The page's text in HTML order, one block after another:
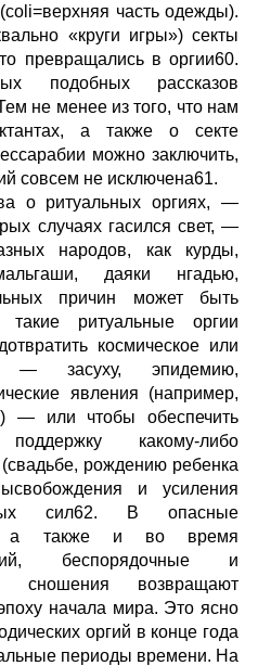
часть одежды).
«круги игры») секты
превращались в оргии60.
подобных рассказов
не менее из того, что нам
а также о секте
можно заключить,
совсем не исключена61.
о ритуальных оргиях, —
случаях гасился свет, —
народов, как курды,
даяки нгадью,
причин может быть
ритуальные оргии
космическое или
— засуху, эпидемию,
явления (например,
— или чтобы обеспечить
поддержку какому-либо
рождению ребенка
и усиления
сил62. В опасные
а также и во время
беспорядочные и
сношения возвращают
начала мира. Это ясно
оргий в конце года
периоды времени. На